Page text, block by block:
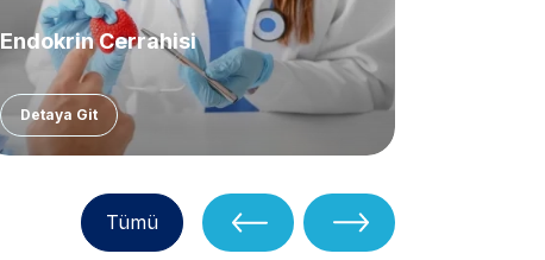
Endokrin Cerrahisi
Detaya Git
Tümü